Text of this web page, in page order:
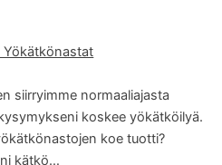
siirryimme normaaliajasta
koskee yökätköilyä.
koe tuotti?
kätkö…